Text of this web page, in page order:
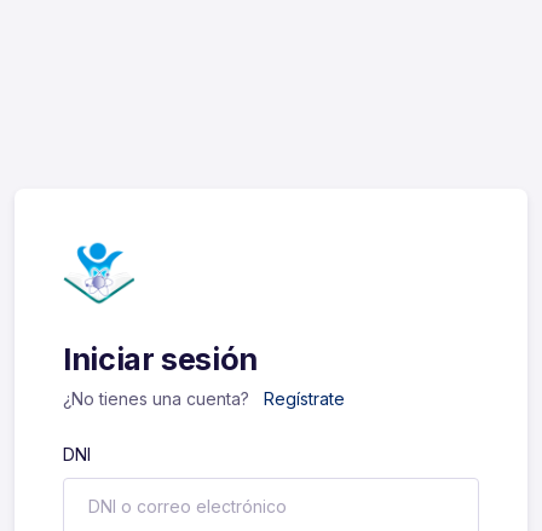
Iniciar sesión
¿No tienes una cuenta? Regístrate
DNI